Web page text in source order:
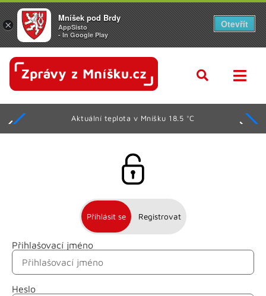
Aktuální teplota v Mníšku 18.5 °C
Přihlásit se Registrovat
Přihlašovací jméno
Heslo
Jméno
Příjmení
×
Mníšek pod Brdy
AppSisto
- In Google Play
Otevřít